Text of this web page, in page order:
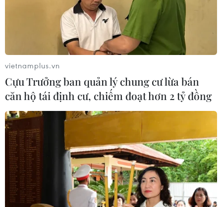
vietnamplus.vn
Cựu Trưởng ban quản lý chung cư lừa bán
căn hộ tái định cư, chiếm đoạt hơn 2 tỷ đồng